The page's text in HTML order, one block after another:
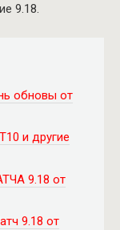
9.18.
обновы от
и другие
9.18 от
9.18 от